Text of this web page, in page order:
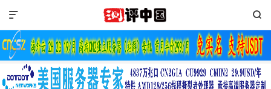

